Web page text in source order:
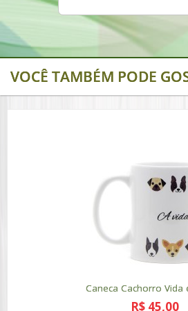
VOCÊ TAMBÉM PODE
Caneca Cachorro Vida
R$ 45,00